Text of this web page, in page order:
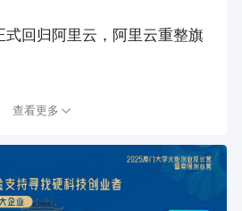
回归阿里云，阿里云重整旗
查看更多